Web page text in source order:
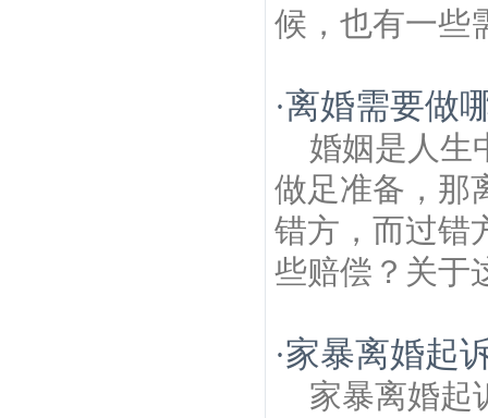
候，也有一些
·离婚需要做
婚姻是人生
做足准备，那
错方，而过错
些赔偿？关于
·家暴离婚起
家暴离婚起